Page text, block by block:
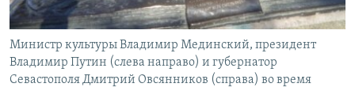
Министр культуры Владимир Мединский, президент
Владимир Путин (слева направо) и губернатор
Севастополя Дмитрий Овсянников (справа) во время